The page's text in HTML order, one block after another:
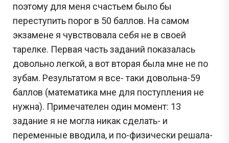
поэтому для меня счастьем было бы
переступить порог в 50 баллов. На самом
экзамене я чувствовала себя не в своей
тарелке. Первая часть заданий показалась
довольно легкой, а вот вторая была мне не по
зубам. Результатом я все- таки довольна-59
баллов (математика мне для поступления не
нужна). Примечателен один момент: 13
задание я не могла никак сделать- и
переменные вводила, и по-физически решала-